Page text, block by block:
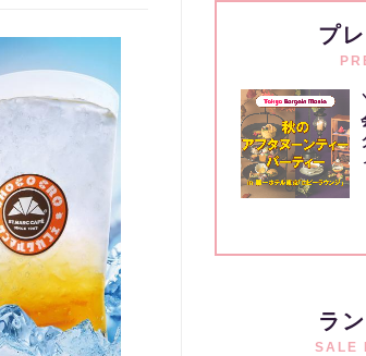
プ
ラ
SALE